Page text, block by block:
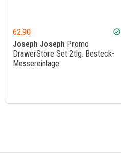
62.90 check_circle
Joseph Joseph Promo
DrawerStore Set 2tlg. Besteck-
Messereinlage